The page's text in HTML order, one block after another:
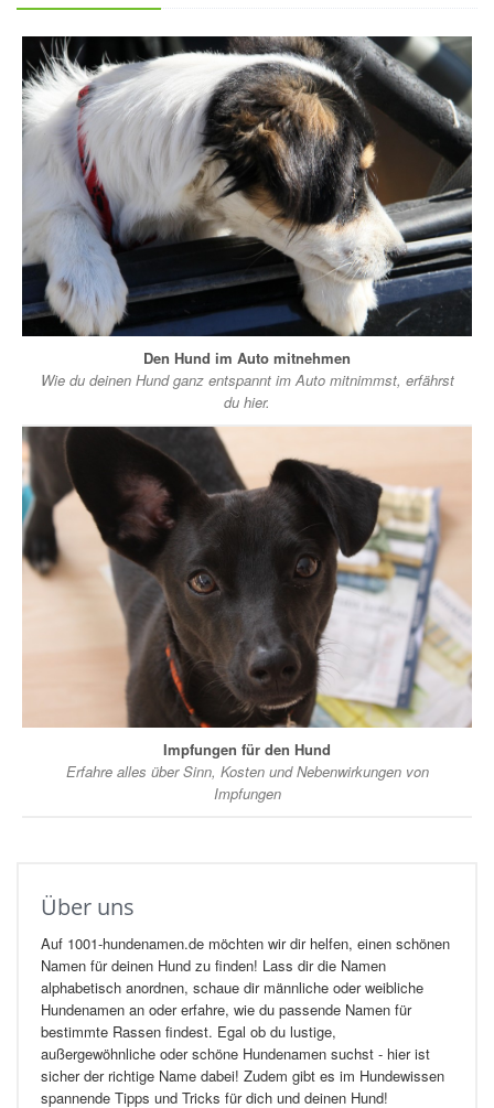
Den Hund im Auto mitnehmen
Wie du deinen Hund ganz entspannt im Auto mitnimmst, erfährst
du hier.
Impfungen für den Hund
Erfahre alles über Sinn, Kosten und Nebenwirkungen von
Impfungen
Über uns
Auf 1001-hundenamen.de möchten wir dir helfen, einen schönen
Namen für deinen Hund zu finden! Lass dir die Namen
alphabetisch anordnen, schaue dir männliche oder weibliche
Hundenamen an oder erfahre, wie du passende Namen für
bestimmte Rassen findest. Egal ob du lustige,
außergewöhnliche oder schöne Hundenamen suchst - hier ist
sicher der richtige Name dabei! Zudem gibt es im Hundewissen
spannende Tipps und Tricks für dich und deinen Hund!